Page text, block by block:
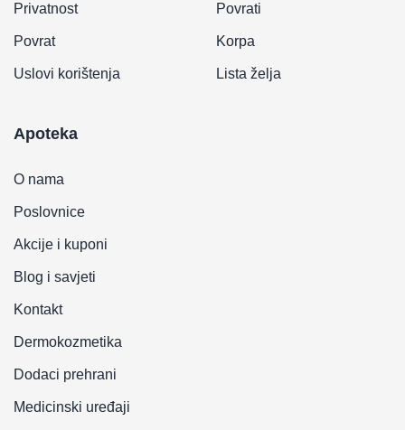
Privatnost
Povrat
Uslovi korištenja
Povrati
Korpa
Lista želja
Apoteka
O nama
Poslovnice
Akcije i kuponi
Blog i savjeti
Kontakt
Dermokozmetika
Dodaci prehrani
Medicinski uređaji